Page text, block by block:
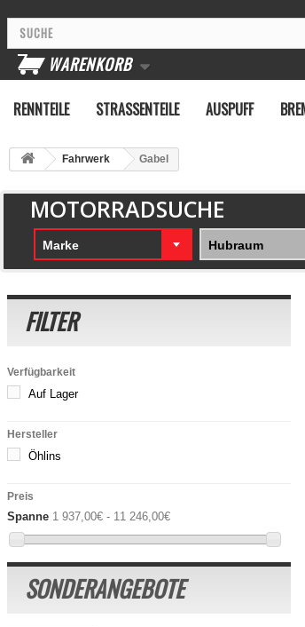
WARENKORB
RENNTEILE STRASSENTEILE AUSPUFF
Fahrwerk Gabel
MOTORRADSUCHE
Marke Hubraum
FILTER
Verfügbarkeit
Auf Lager
Hersteller
Öhlins
Preis
Spanne 1 937,00€ - 11 246,00€
SONDERANGEBOTE